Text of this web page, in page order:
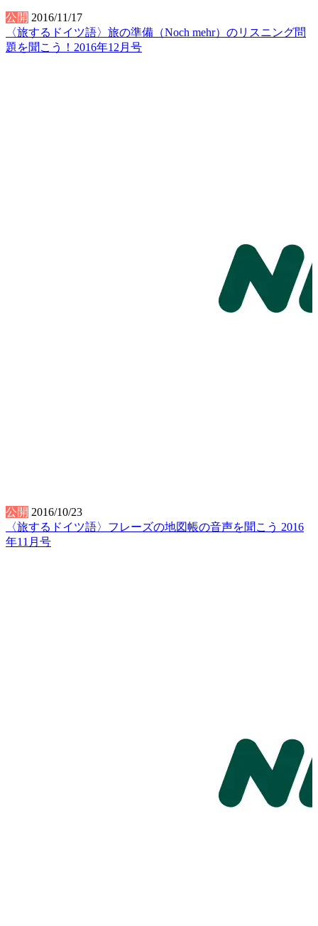
公開 2016/11/17
〈旅するドイツ語〉旅の準備（Noch mehr）のリスニング問
題を聞こう！2016年12月号
公開 2016/10/23
〈旅するドイツ語〉フレーズの地図帳の音声を聞こう 2016
年11月号